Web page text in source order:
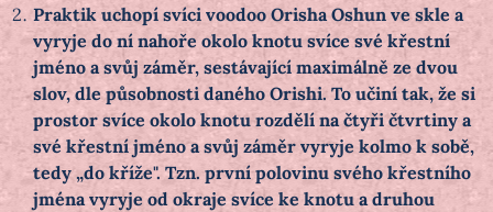
Praktik uchopí svíci voodoo Orisha Oshun ve skle a
vyryje do ní nahoře okolo knotu svíce své křestní
jméno a svůj záměr, sestávající maximálně ze dvou
slov, dle působnosti daného Orishi. To učiní tak, že si
prostor svíce okolo knotu rozdělí na čtyři čtvrtiny a
své křestní jméno a svůj záměr vyryje kolmo k sobě,
tedy „do kříže". Tzn. první polovinu svého křestního
jména vyryje od okraje svíce ke knotu a druhou